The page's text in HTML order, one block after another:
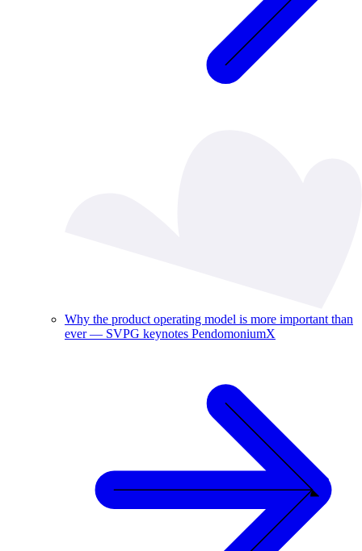
Why the product operating model is more important than
ever — SVPG keynotes PendomoniumX